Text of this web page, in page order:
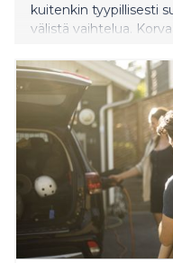
kuitenkin tyypillisesti
välistä vaihtelua.
muutamiin yleisimpiin